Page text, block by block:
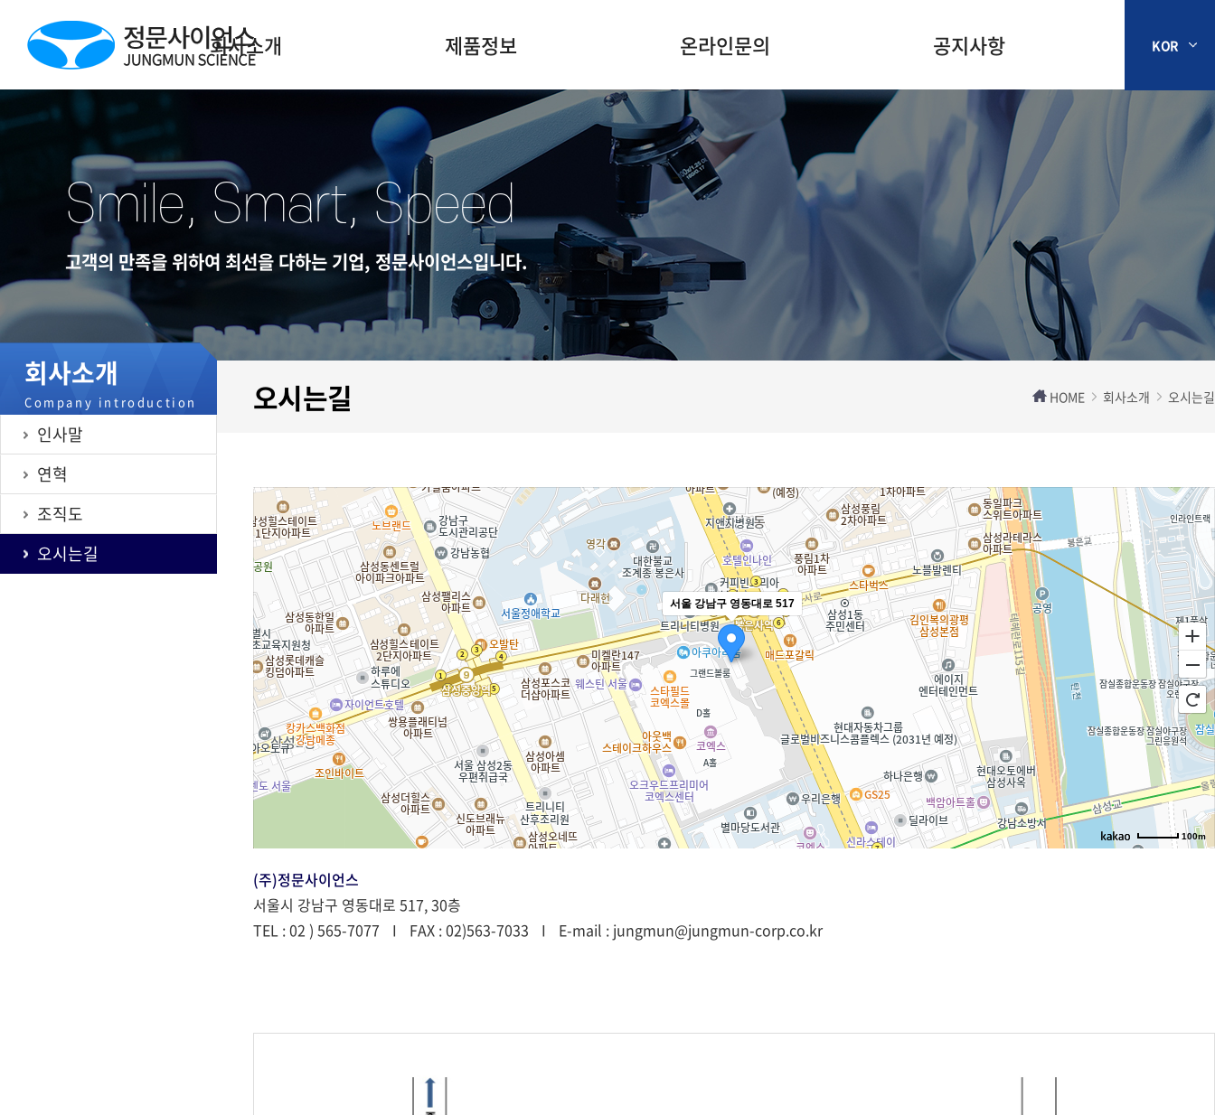
회사소개 제품정보 온라인문의 공지사항 KOR
Smile, Smart, Speed
고객의 만족을 위하여 최선을 다하는 기업, 정문사이언스입니다.
회사소개
Company introduction
인사말
연혁
조직도
오시는길
오시는길 HOME 회사소개 오시는길
서울 강남구 영동대로 517
100m
(주)정문사이언스
서울시 강남구 영동대로 517, 30층
TEL : 02 ) 565-7077
I FAX : 02)563-7033 I E-mail : jungmun@jungmun-corp.co.kr